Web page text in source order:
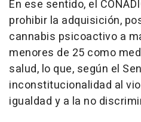
En ese sentido, el
prohibir la adquisición,
cannabis psicoactivo a
menores de 25 como
salud, lo que, según el
inconstitucionalidad al
igualdad y a la no